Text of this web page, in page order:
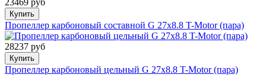
23469 руб
Купить
Пропеллер карбоновый составной G 27x8.8 T-Motor (пара)
28237 руб
Купить
Пропеллер карбоновый цельный G 27x8.8 T-Motor (пара)